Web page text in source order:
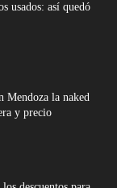
usados: así quedó
Mendoza la naked
y precio